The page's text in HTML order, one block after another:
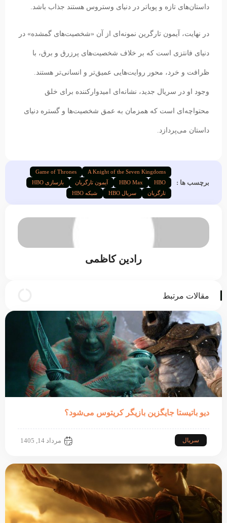
داستان‌های تازه و پویاتر در دنیای وستروس هستند جذاب باشد.
در نهایت، آیمون تارگرین نمونه‌ای از آن «شخصیت‌های گمشده» در
دنیای فانتزی است که بر خلاف شخصیت‌های پرزرق و برق، با
ظرافت و خرد، محور روایت‌هایی عمیق‌تر و انسانی‌تر هستند.
وجود او در سریال جدید، نشانه‌ای امیدوارکننده برای خلق
محتواچه‌ای است که همزمان به عمق شخصیت‌ها و گستره دنیای
داستان می‌پردازد.
برچسب ها :
A Knight of the Seven Kingdoms
Game of Thrones
HBO
HBO Max آیمون تارگریان
بازسازی HBO
تارگریان
سریال HBO شبکه HBO
رادین کاظمی
مقالات مرتبط
دیو باتیستا جایگزین بازیگر کریتوس می‌شود؟
سریال مرداد 14, 1405